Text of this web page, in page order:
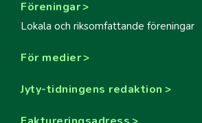
Föreningar
Lokala och riksomfattande föreningar
För medier
Jyty-tidningens redaktion